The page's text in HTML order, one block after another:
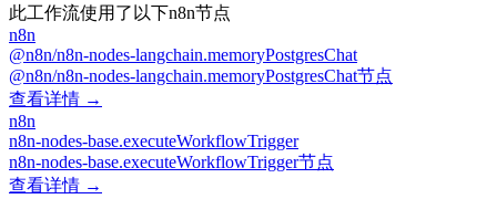
此工作流使用了以下n8n节点
n8n
@n8n/n8n-nodes-langchain.memoryPostgresChat
@n8n/n8n-nodes-langchain.memoryPostgresChat节点
查看详情 →
n8n
n8n-nodes-base.executeWorkflowTrigger
n8n-nodes-base.executeWorkflowTrigger节点
查看详情 →